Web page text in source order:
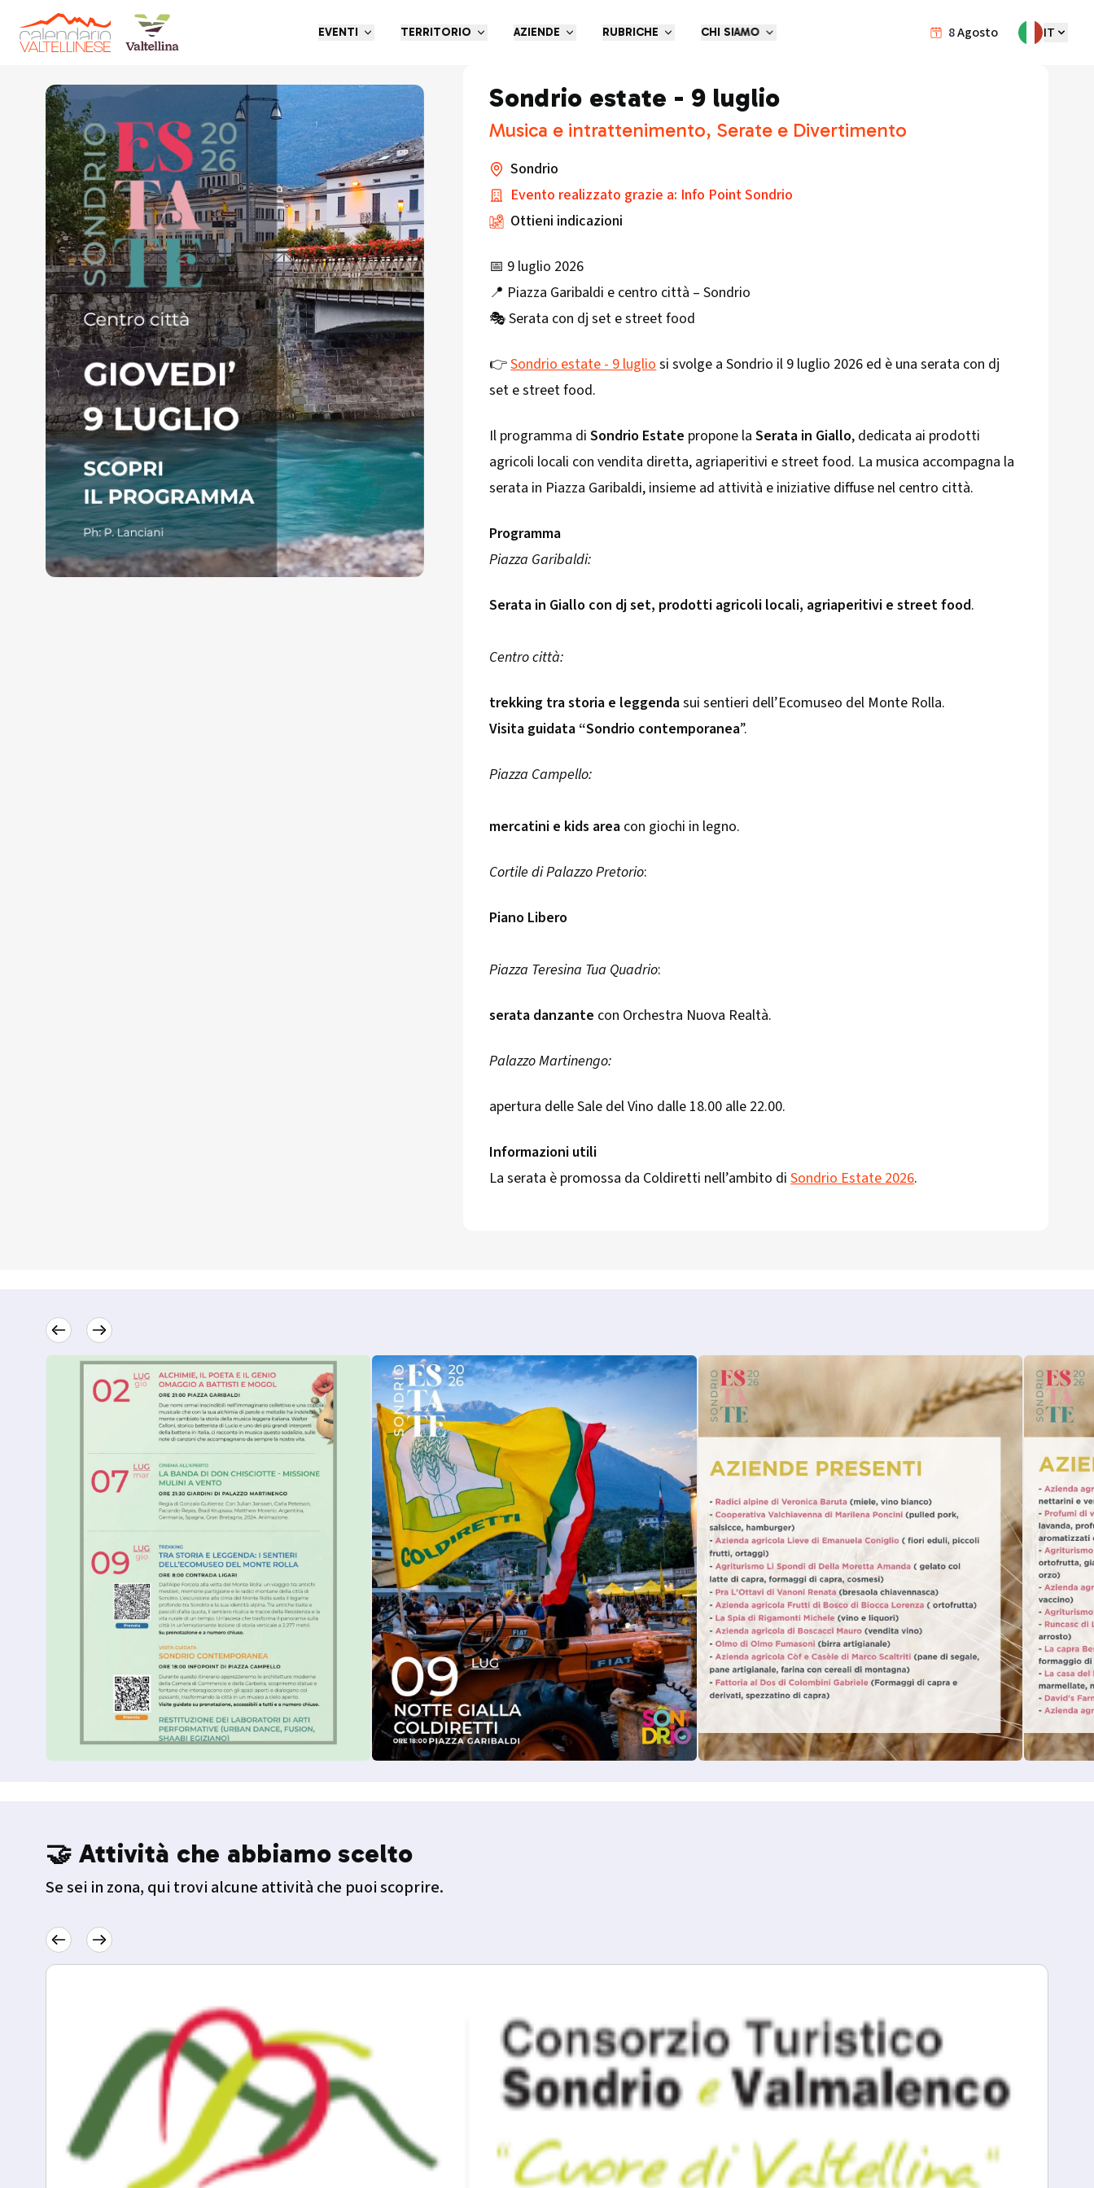
8Agosto IT
EVENTI TERRITORIO AZIENDE RUBRICHE CHI SIAMO
Torna indietro
Sondrio estate - 9 luglio
Musica e intrattenimento, Serate e Divertimento
Sondrio
Evento realizzato grazie a: Info Point Sondrio
Ottieni indicazioni
📅 9 luglio 2026
📍 Piazza Garibaldi e centro città – Sondrio
🎭 Serata con dj set e street food
👉Sondrio estate - 9 lugliosi svolge a Sondrio il 9 luglio 2026 ed è una serata con dj
set e street food.
Il programma diSondrio Estate propone laSerata in Giallo, dedicata ai prodotti
agricoli locali con vendita diretta, agriaperitivi e street food. La musica accompagna la
serata in Piazza Garibaldi, insieme ad attività e iniziative diffuse nel centro città.
Programma
Piazza Garibaldi:
Serata in Giallo con dj set, prodotti agricoli locali, agriaperitivi e street food.
Centro città:
trekking tra storia e leggendasui sentieri dell’Ecomuseo del Monte Rolla.
Visita guidata “Sondrio contemporanea”.
Piazza Campello:
mercatini e kids area con giochi in legno.
Cortile di Palazzo Pretorio:
Piano Libero
Piazza Teresina Tua Quadrio:
serata danzante con Orchestra Nuova Realtà.
Palazzo Martinengo:
apertura delle Sale del Vino dalle 18.00 alle 22.00.
Informazioni utili
La serata è promossa da Coldiretti nell’ambito diSondrio Estate 2026.
🤝 Attività che abbiamo scelto
Se sei in zona, qui trovi alcune attività che puoi scoprire.